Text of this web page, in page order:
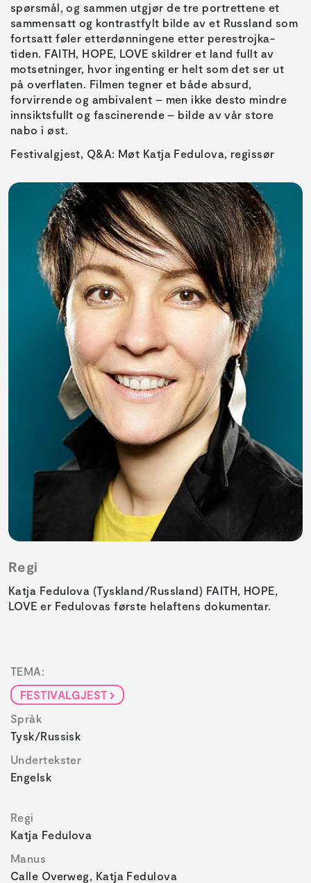
spørsmål, og sammen utgjør de tre portrettene et
sammensatt og kontrastfylt bilde av et Russland som
fortsatt føler etterdønningene etter perestrojka-
tiden. FAITH, HOPE, LOVE skildrer et land fullt av
motsetninger, hvor ingenting er helt som det ser ut
på overflaten. Filmen tegner et både absurd,
forvirrende og ambivalent – men ikke desto mindre
innsiktsfullt og fascinerende – bilde av vår store
nabo i øst.
Festivalgjest, Q&A: Møt Katja Fedulova, regissør
Regi
Katja Fedulova (Tyskland/Russland) FAITH, HOPE,
LOVE er Fedulovas første helaftens dokumentar.
TEMA:
FESTIVALGJEST
Språk
Tysk/russisk
Undertekster
Engelsk
Regi
Katja Fedulova
Manus
Calle Overweg, Katja Fedulova